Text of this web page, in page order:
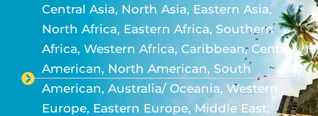
Central Asia, North Asia, Eastern Asia,
North Africa, Eastern Africa, Southern
Africa, Western Africa, Caribbean, Central
American, North American, South
American, Australia/ Oceania, Western
Europe, Eastern Europe, Middle East,